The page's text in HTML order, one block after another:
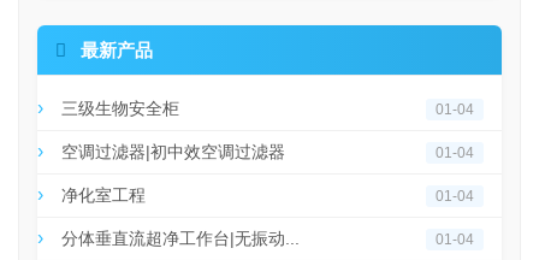
 最新产品
三级生物安全柜 01-04
空调过滤器|初中效空调过滤器 01-04
净化室工程 01-04
分体垂直流超净工作台|无振动... 01-04